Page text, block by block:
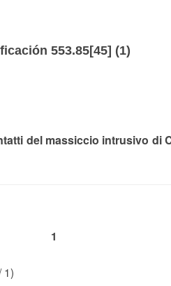
553.85[45] (1)
del massiccio intrusivo di
1
1)